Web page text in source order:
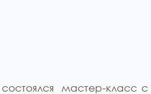
мастер-класс с